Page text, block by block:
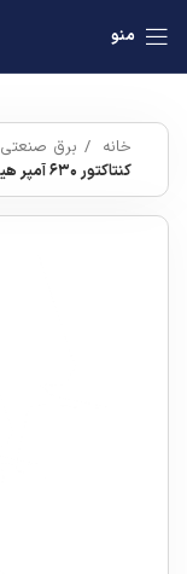
منو
خانه برق صنعتی
کنتاکتور ۶۳۰ آمپر هیوندای ۲۲۰v